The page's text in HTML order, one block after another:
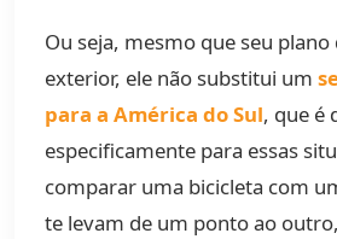
Ou seja, mesmo que seu
exterior, ele não substitui um
para a América do Sul, que é
especificamente para essas
comparar uma bicicleta com
te levam de um ponto ao